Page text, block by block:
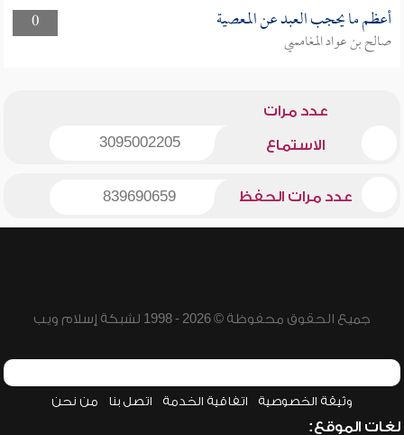
0
أعظم ما يحجب العبد عن المعصية
صالح بن عواد المغامسي
عدد مرات
الاستماع 3095002205
عدد مرات الحفظ 839690659
جميع الحقوق محفوظة © 2026 - 1998 لشبكة إسلام ويب
وثيقة الخصوصية اتفاقية الخدمة اتصل بنا من نحن
لغات الموقع: